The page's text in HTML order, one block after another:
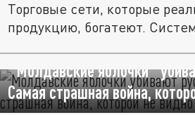
Торговые сети, которые
продукцию, богатеют.
"Молдавские яблочки"
Самая страшная война,